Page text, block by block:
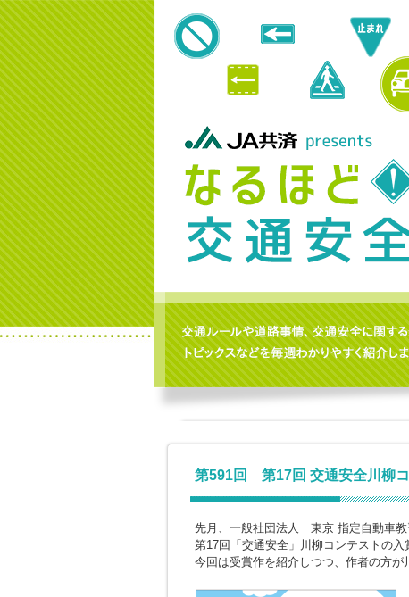
第591回 第17回 交通安全川柳
先月、一般社団法人 東京 指定自動車教
第17回「交通安全」川柳コンテストの
今回は受賞作を紹介しつつ、作者の方が